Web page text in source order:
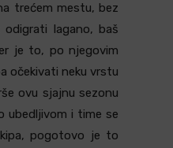
trećem mestu, bez
lagano, baš
je to, po njegovim
očekivati neku vrstu
ovu sjajnu sezonu
ubedljivom i time se
pogotovo je to